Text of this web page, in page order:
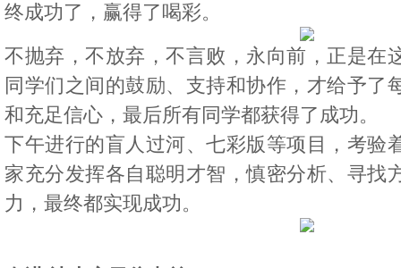
终成功了，赢得了喝彩。
不抛弃，不放弃，不言败，永向前，正是在
同学们之间的鼓励、支持和协作，才给予了
和充足信心，最后所有同学都获得了成功。
下午进行的盲人过河、七彩版等项目，考验
家充分发挥各自聪明才智，慎密分析、寻找
力，最终都实现成功。